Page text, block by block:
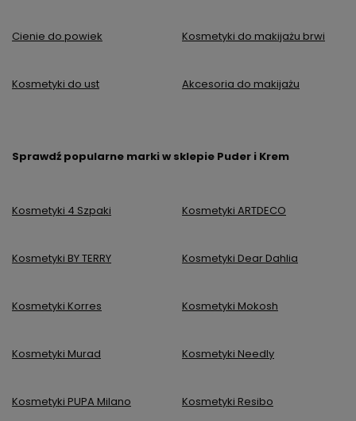
Cienie do powiek Kosmetyki do makijażu brwi
Kosmetyki do ust Akcesoria do makijażu
Sprawdź popularne marki w sklepie Puder i Krem
Kosmetyki 4 Szpaki Kosmetyki ARTDECO
Kosmetyki BY TERRY Kosmetyki Dear Dahlia
Kosmetyki Korres Kosmetyki Mokosh
Kosmetyki Murad Kosmetyki Needly
Kosmetyki PUPA Milano Kosmetyki Resibo